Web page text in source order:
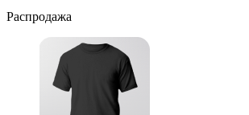
Распродажа